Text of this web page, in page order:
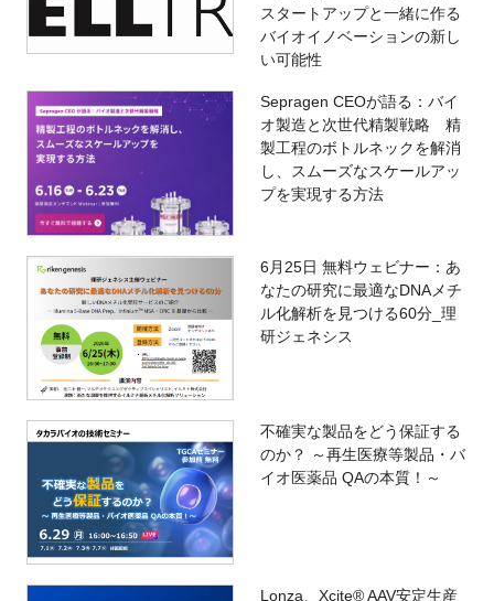
スタートアップと一緒に作る
バイオイノベーションの新し
い可能性
Sepragen CEOが語る：バイ
オ製造と次世代精製戦略 精
製工程のボトルネックを解消
し、スムーズなスケールアッ
プを実現する方法
6月25日 無料ウェビナー：あ
なたの研究に最適なDNAメチ
ル化解析を見つける60分_理
研ジェネシス
不確実な製品をどう保証する
のか？ ～再生医療等製品・バ
イオ医薬品 QAの本質！～
Lonza、Xcite® AAV安定生産